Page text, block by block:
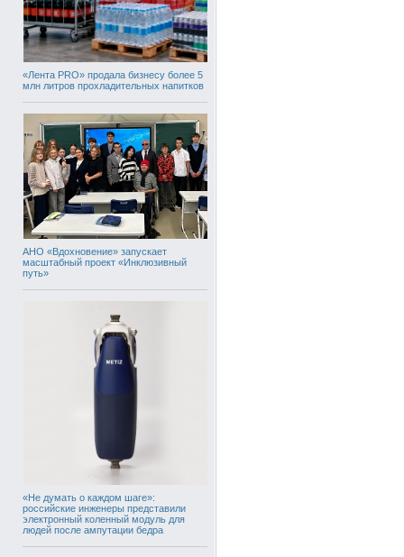
«Лента PRO» продала бизнесу более 5
млн литров прохладительных напитков
АНО «Вдохновение» запускает
масштабный проект «Инклюзивный
путь»
«Не думать о каждом шаге»:
российские инженеры представили
электронный коленный модуль для
людей после ампутации бедра